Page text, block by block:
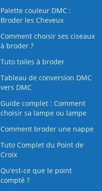
Palette couleur DMC :
Broder les Cheveux
Comment choisir ses ciseaux
à broder ?
Tuto toiles à broder
Tableau de conversion DMC
vers DMC
Guide complet : Comment
choisir sa lampe ou lampe
Comment broder une nappe
Tuto Complet du Point de
Croix
Qu’est-ce que le point
compté ?